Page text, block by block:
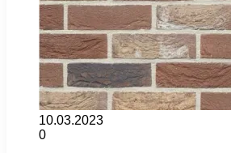
10.03.2023
0